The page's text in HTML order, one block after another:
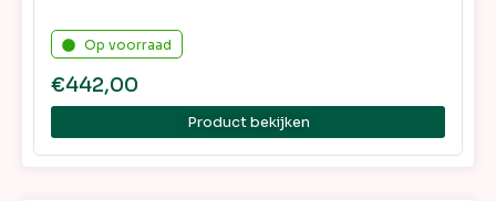
Op voorraad
€442,00
Product bekijken